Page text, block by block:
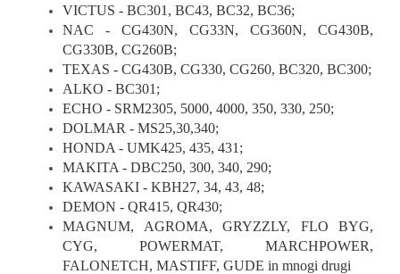
VICTUS - BC301, BC43, BC32, BC36;
NAC - CG430N, CG33N, CG360N, CG430B,
CG330B, CG260B;
TEXAS - CG430B, CG330, CG260, BC320, BC300;
ALKO - BC301;
ECHO - SRM2305, 5000, 4000, 350, 330, 250;
DOLMAR - MS25,30,340;
HONDA - UMK425, 435, 431;
MAKITA - DBC250, 300, 340, 290;
KAWASAKI - KBH27, 34, 43, 48;
DEMON - QR415, QR430;
MAGNUM, AGROMA, GRYZZLY, FLO BYG,
CYG, POWERMAT, MARCHPOWER,
FALONETCH, MASTIFF, GUDE in mnogi drugi